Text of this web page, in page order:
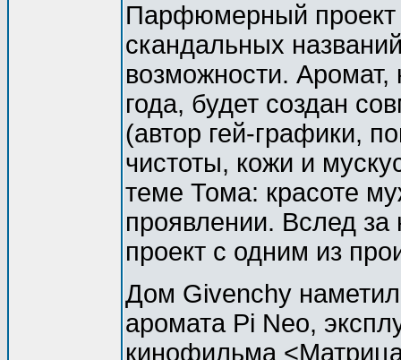
Парфюмерный проект
скандальных
возможности. Аромат,
года, будет создан
(автор гей-графики,
чистоты, кожи и
теме Тома: красоте
проявлении. Вслед
проект с одним из
Дом Givenchy
аромата Pi Neo,
кинофильма